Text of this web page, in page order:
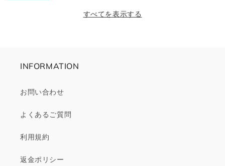
価
すべてを表示する
INFORMATION
お問い合わせ
よくあるご質問
利用規約
返金ポリシー